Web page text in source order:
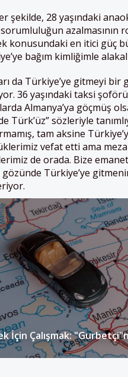
şekilde, 28 yaşındaki
sorumluluğun azalmasının
konusundaki en itici güç
bağım kimliğimle
da Türkiye’ye gitmeyi
36 yaşındaki taksi
Almanya’ya göçmüş
Türk’üz” sözleriyle
tam aksine
vefat etti ama
de orada. Bize
Türkiye’ye
İçin Çalışmak: